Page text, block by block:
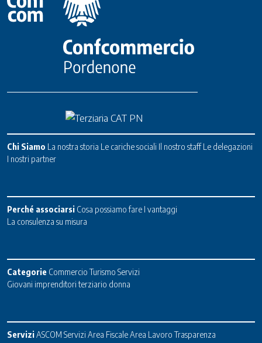
Chi Siamo La nostra storia Le cariche sociali Il nostro staff Le delegazioni
I nostri partner
Perché associarsi Cosa possiamo fare I vantaggi
La consulenza su misura
Categorie Commercio Turismo Servizi
Giovani imprenditori terziario donna
ServiziASCOM Servizi Area FiscaleArea Lavoro Trasparenza